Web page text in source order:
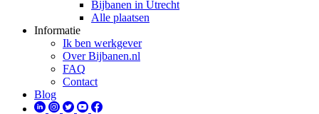
Bijbanen in Utrecht
Alle plaatsen
Informatie
Ik ben werkgever
Over Bijbanen.nl
FAQ
Contact
Blog